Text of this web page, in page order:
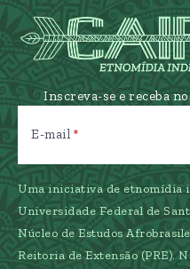
Inscreva-se e receba
E-mail
Uma iniciativa de etnomídia
Universidade Federal de
Núcleo de Estudos
Reitoria de Extensão (PRE).